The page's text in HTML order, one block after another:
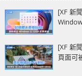
[XF 新
[XF 新
頁面可